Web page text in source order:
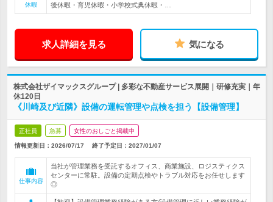
休暇
後休暇・育児休暇・小学校式典休暇・…
求人詳細を見る 気になる
株式会社ザイマックスグループ | 多彩な不動産サービス展開｜研修充実｜年
休120日
《川崎及び近隣》設備の運転管理や点検を担う【設備管理】
正社員 急募 女性のおしごと掲載中
情報更新日：2026/07/17 終了予定日： 2027/01/07
仕事内容
当社が管理業務を受託するオフィス、商業施設、ロジスティクス
センターに常駐。設備の定期点検やトラブル対応をお任せします
◎